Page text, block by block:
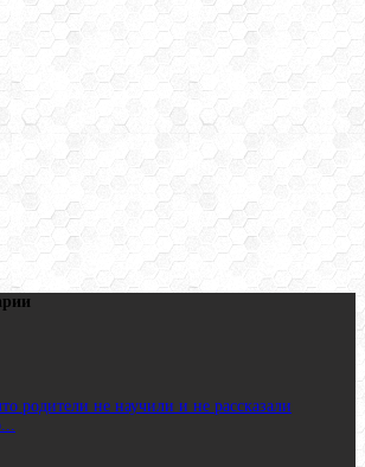
родители не научили и не рассказали